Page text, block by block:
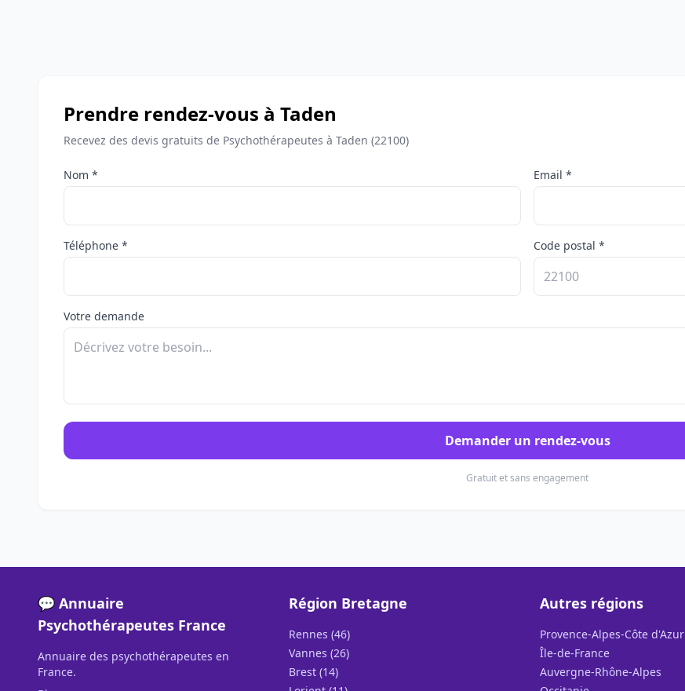
Prendre rendez-vous à Taden
Recevez des devis gratuits de Psychothérapeutes à Taden (22100)
Nom * Email *
Téléphone * Code postal *
Votre demande
Demander un rendez-vous
Gratuit et sans engagement
💬 Annuaire
Psychothérapeutes France
Annuaire des psychothérapeutes en
France.
Région Bretagne
Rennes (46)
Vannes (26)
Brest (14)
Autres régions
Provence-Alpes-Côte d'Azur
Île-de-France
Auvergne-Rhône-Alpes